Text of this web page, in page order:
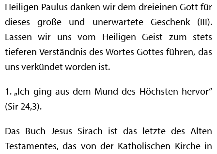
Heiligen Paulus danken wir dem dreieinen Gott für
dieses große und unerwartete Geschenk (III).
Lassen wir uns vom Heiligen Geist zum stets
tieferen Verständnis des Wortes Gottes führen, das
uns verkündet worden ist.
1. „Ich ging aus dem Mund des Höchsten hervor“
(Sir 24,3).
Das Buch Jesus Sirach ist das letzte des Alten
Testamentes, das von der Katholischen Kirche in